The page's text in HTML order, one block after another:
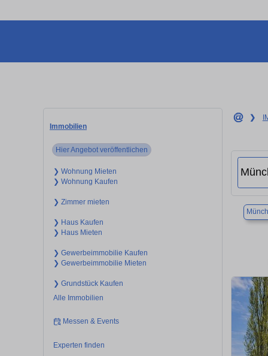
Immobilien
Hier Angebot veröffentlichen
❯ Wohnung Mieten
❯ Wohnung Kaufen
❯ Zimmer mieten
❯ Haus Kaufen
❯ Haus Mieten
❯ Gewerbeimmobilie Kaufen
❯ Gewerbeimmobilie Mieten
❯ Grundstück Kaufen
Alle Immobilien
Messen & Events
Experten finden
❯